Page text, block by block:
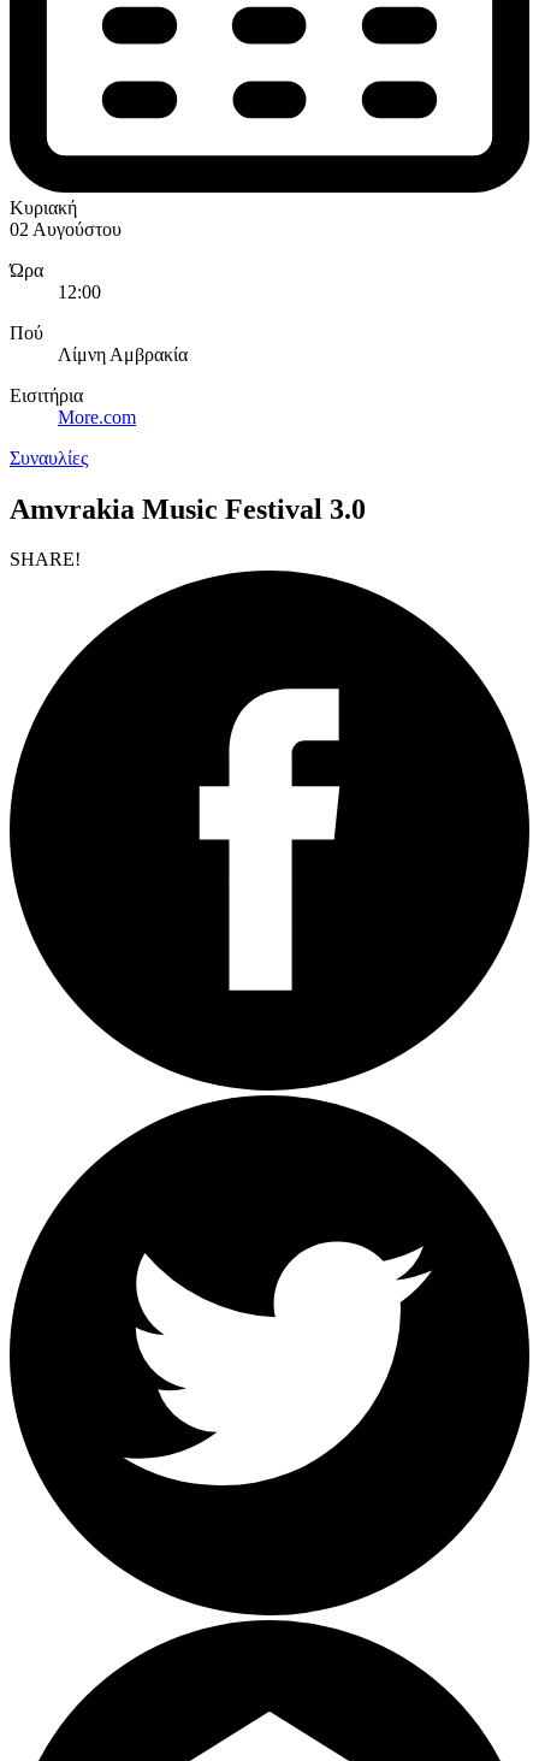
Κυριακή
02 Αυγούστου
Ώρα
12:00
Πού
Λίμνη Αμβρακία
Εισιτήρια
More.com
Συναυλίες
Amvrakia Music Festival 3.0
SHARE!